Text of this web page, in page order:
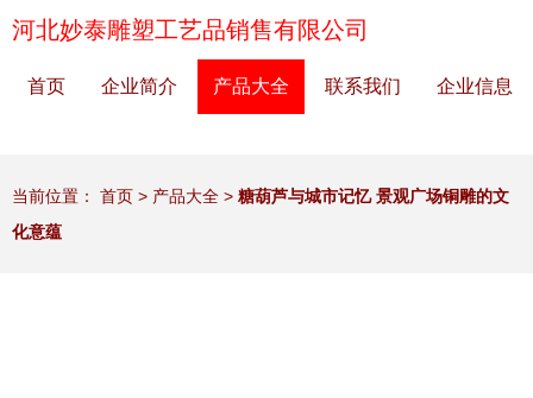
河北妙泰雕塑工艺品销售有限公司
首页 企业简介 产品大全 联系我们 企业信息
当前位置： 首页 > 产品大全 > 糖葫芦与城市记忆 景观广场铜雕的文
化意蕴